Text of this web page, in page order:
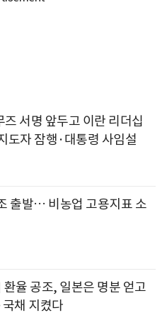
서명 앞두고 이란 리더십
도자 잠행·대통령 사임설
출발… 비농업 고용지표 소
율 공조, 일본은 명분 얻고
채 지켰다